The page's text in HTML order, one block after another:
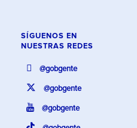
SÍGUENOS EN
NUESTRAS REDES
@gobgente
@gobgente
@gobgente